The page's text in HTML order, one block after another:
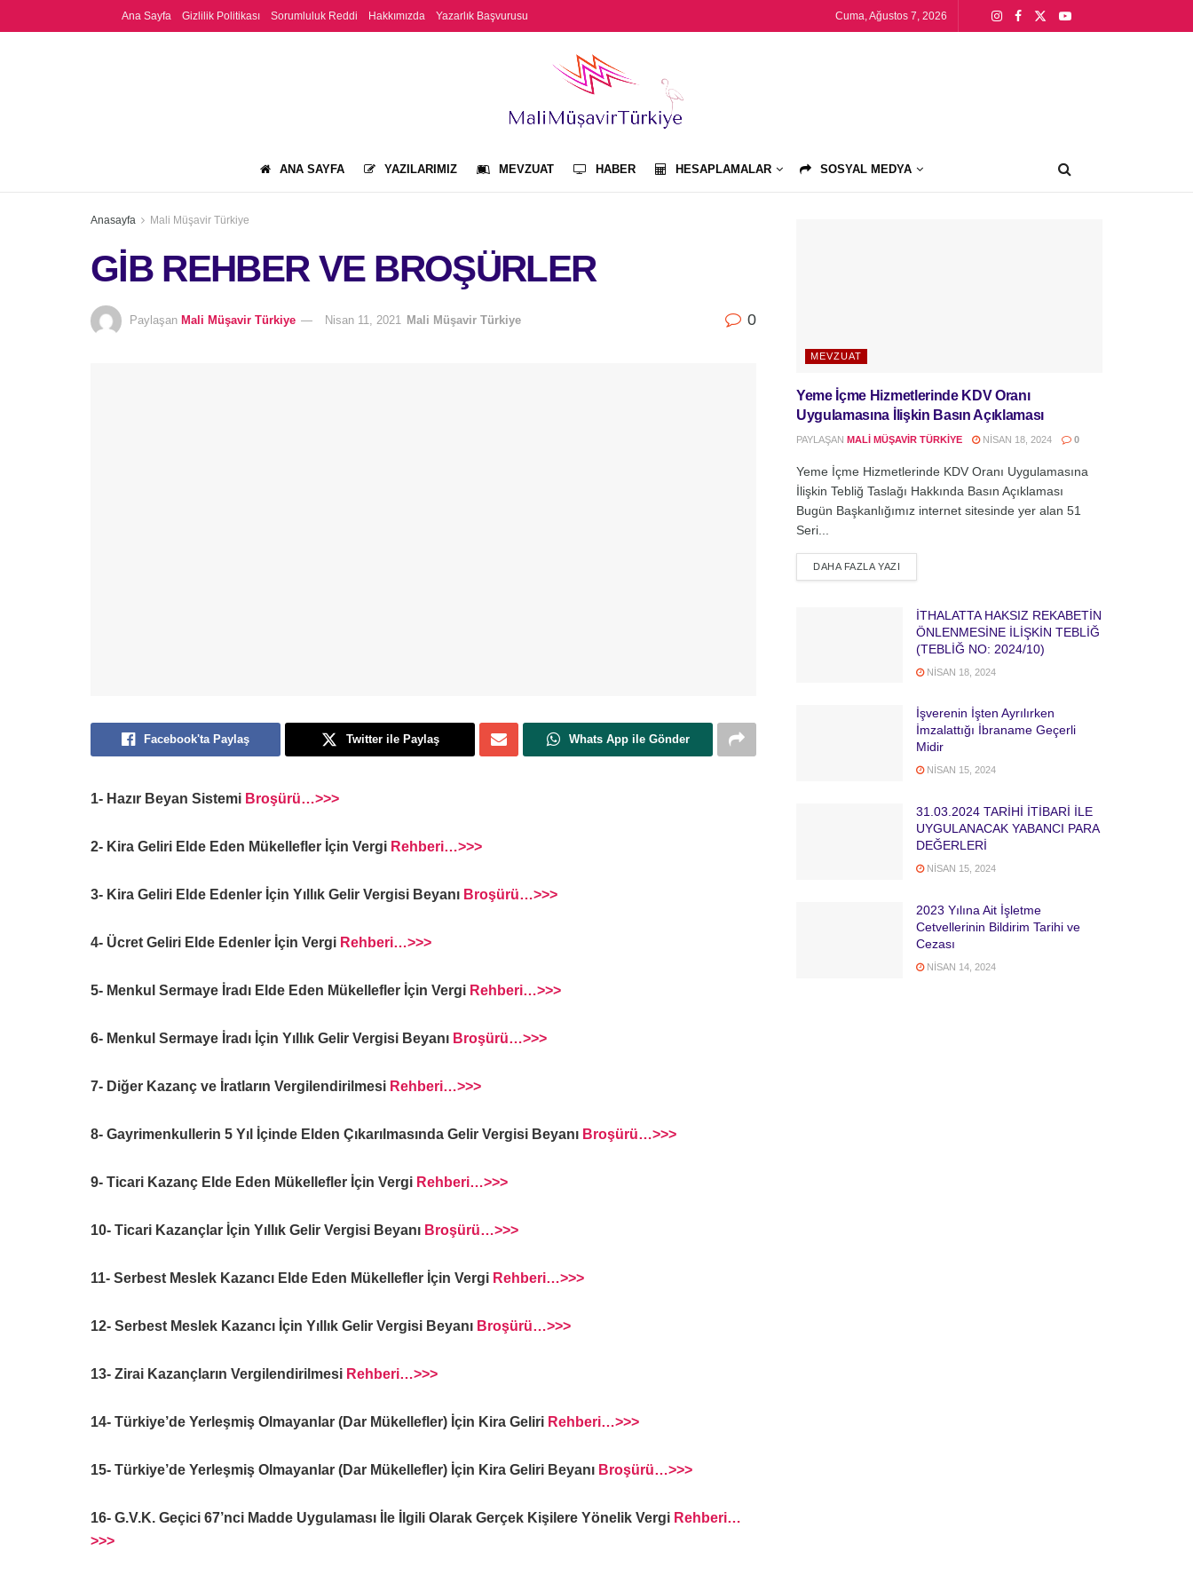
Ana Sayfa Gizlilik Politikası Sorumluluk Reddi Hakkımızda Yazarlık Başvurusu Cuma, Ağustos 7, 2026
ANA SAYFA YAZILARIMIZ MEVZUAT HABER HESAPLAMALAR SOSYAL MEDYA
Anasayfa Mali Müşavir Türkiye
GİB REHBER VE BROŞÜRLER
Paylaşan Mali Müşavir Türkiye Nisan 11, 2021 Mali Müşavir Türkiye 0
Facebook'ta Paylaş Twitter ile Paylaş Whats App ile Gönder
1- Hazır Beyan Sistemi Broşürü…>>>
2- Kira Geliri Elde Eden Mükellefler İçin Vergi Rehberi…>>>
3- Kira Geliri Elde Edenler İçin Yıllık Gelir Vergisi Beyanı Broşürü…>>>
4- Ücret Geliri Elde Edenler İçin Vergi Rehberi…>>>
5- Menkul Sermaye İradı Elde Eden Mükellefler İçin Vergi Rehberi…>>>
6- Menkul Sermaye İradı İçin Yıllık Gelir Vergisi Beyanı Broşürü…>>>
7- Diğer Kazanç ve İratların Vergilendirilmesi Rehberi…>>>
8- Gayrimenkullerin 5 Yıl İçinde Elden Çıkarılmasında Gelir Vergisi Beyanı Broşürü…>>>
9- Ticari Kazanç Elde Eden Mükellefler İçin Vergi Rehberi…>>>
10- Ticari Kazançlar İçin Yıllık Gelir Vergisi Beyanı Broşürü…>>>
11- Serbest Meslek Kazancı Elde Eden Mükellefler İçin Vergi Rehberi…>>>
12- Serbest Meslek Kazancı İçin Yıllık Gelir Vergisi Beyanı Broşürü…>>>
13- Zirai Kazançların Vergilendirilmesi Rehberi…>>>
14- Türkiye’de Yerleşmiş Olmayanlar (Dar Mükellefler) İçin Kira Geliri Rehberi…>>>
15- Türkiye’de Yerleşmiş Olmayanlar (Dar Mükellefler) İçin Kira Geliri Beyanı Broşürü…>>>
16- G.V.K. Geçici 67’nci Madde Uygulaması İle İlgili Olarak Gerçek Kişilere Yönelik Vergi Rehberi…
>>>
MEVZUAT
Yeme İçme Hizmetlerinde KDV Oranı
Uygulamasına İlişkin Basın Açıklaması
PAYLAŞAN MALI MÜŞAVIR TÜRKIYE NISAN 18, 2024 0
Yeme İçme Hizmetlerinde KDV Oranı Uygulamasına
İlişkin Tebliğ Taslağı Hakkında Basın Açıklaması
Bugün Başkanlığımız internet sitesinde yer alan 51
Seri...
DAHA FAZLA YAZI
İTHALATTA HAKSIZ REKABETİN
ÖNLENMESİNE İLİŞKİN TEBLİĞ
(TEBLİĞ NO: 2024/10)
NISAN 18, 2024
İşverenin İşten Ayrılırken
İmzalattığı İbraname Geçerli
Midir
NISAN 15, 2024
31.03.2024 TARİHİ İTİBARİ İLE
UYGULANACAK YABANCI PARA
DEĞERLERİ
NISAN 15, 2024
2023 Yılına Ait İşletme
Cetvellerinin Bildirim Tarihi ve
Cezası
NISAN 14, 2024